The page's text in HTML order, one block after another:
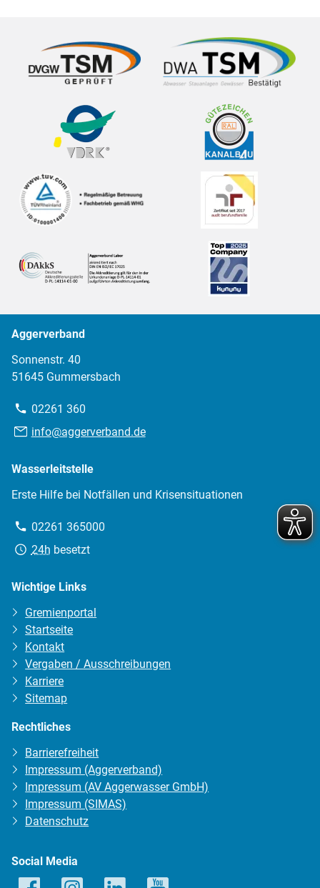
Aggerverband
Sonnenstr. 40
51645 Gummersbach
Telefon:
02261 360
E-
Mail:
info@aggerverband.de
Wasserleitstelle
Erste Hilfe bei Notfällen und Krisensituationen
Telefon:
02261 365000
Erreichbarkeit:
24h besetzt
Wichtige Links
Gremienportal
Startseite
Kontakt
Vergaben / Ausschreibungen
Karriere
Sitemap
Rechtliches
Barrierefreiheit
Impressum (Aggerverband)
Impressum (AV Aggerwasser GmbH)
Impressum (SIMAS)
Datenschutz
Social Media
Facebook Instagram LinkedIn